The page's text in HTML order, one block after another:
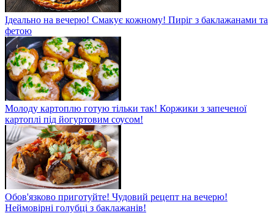
Ідеально на вечерю! Смакує кожному! Пиріг з баклажанами та
фетою
Молоду картоплю готую тільки так! Коржики з запеченої
картоплі під йогуртовим соусом!
Обов'язково приготуйте! Чудовий рецепт на вечерю!
Неймовірні голубці з баклажанів!